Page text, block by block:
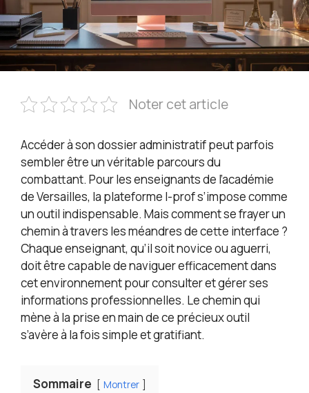
Noter cet article
Accéder à son dossier administratif peut parfois
sembler être un véritable parcours du
combattant. Pour les enseignants de l’académie
de Versailles, la plateforme I-prof s’impose comme
un outil indispensable. Mais comment se frayer un
chemin à travers les méandres de cette interface ?
Chaque enseignant, qu’il soit novice ou aguerri,
doit être capable de naviguer efficacement dans
cet environnement pour consulter et gérer ses
informations professionnelles. Le chemin qui
mène à la prise en main de ce précieux outil
s’avère à la fois simple et gratifiant.
Sommaire Montrer